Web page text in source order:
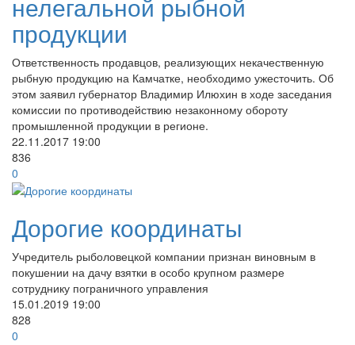
продукции
Ответственность продавцов, реализующих некачественную
рыбную продукцию на Камчатке, необходимо ужесточить. Об
этом заявил губернатор Владимир Илюхин в ходе заседания
комиссии по противодействию незаконному обороту
промышленной продукции в регионе.
22.11.2017 19:00
836
0
Дорогие координаты
Учредитель рыболовецкой компании признан виновным в
покушении на дачу взятки в особо крупном размере
сотруднику пограничного управления
15.01.2019 19:00
828
0